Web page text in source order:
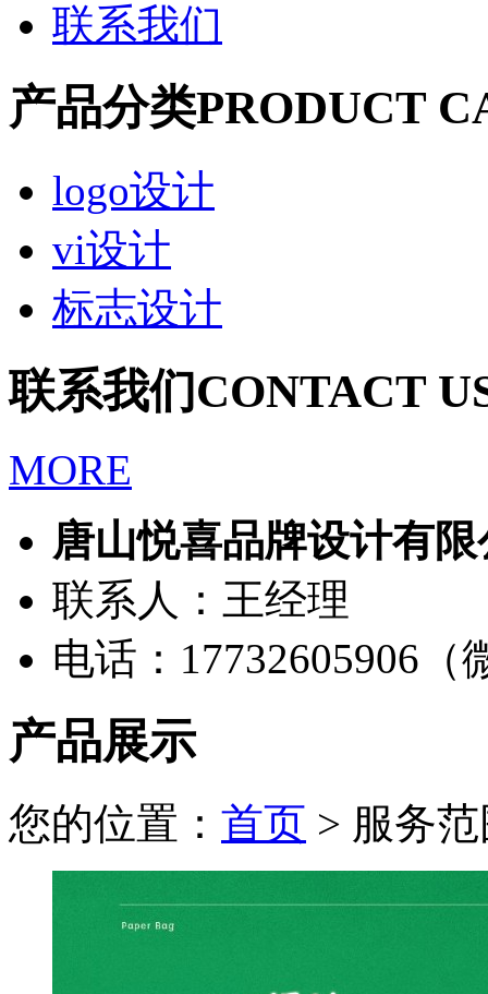
联系我们
产品分类PRODUCT
logo设计
vi设计
标志设计
联系我们CONTACT
MORE
唐山悦喜品牌设计有
联系人：王经理
电话：17732605906（
产品展示
您的位置： 首页 > 服务